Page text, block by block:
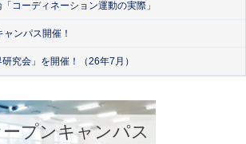
コーディネーション運動の実際」
ンパス開催！
究会」を開催！（26年7月）
プンキャンパス